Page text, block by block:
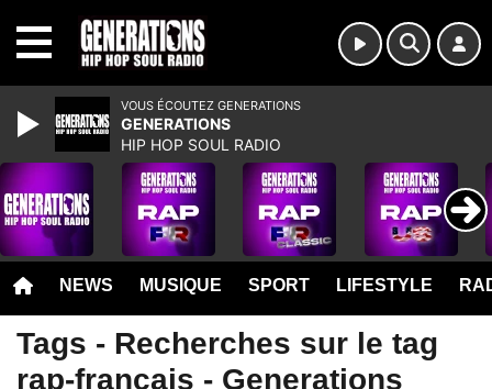
NEWS MUSIQUE SPORT LIFESTYLE
Tags - Recherches sur le tag
rap-francais - Generations
VOUS ÉCOUTEZ GENERATIONS
GENERATIONS
HIP HOP SOUL RADIO